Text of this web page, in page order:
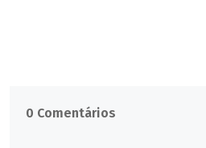
0 Comentários